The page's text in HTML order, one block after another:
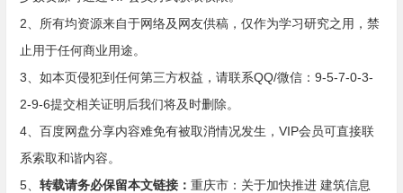
2、所有均资源来自于网络及网友供稿，仅作为学习研究之用，禁
止用于任何商业用途。
3、如本页侵犯到任何第三方权益，请联系QQ/微信：9-5-7-0-3-
2-9-6提交相关证明后我们将及时删除。
4、百度网盘分享内容难免有被取消情况发生，VIP会员可直接联
系索取和谐内容。
5、 转载请务必保留本文链接： 重庆市：关于加快推进 建筑信息